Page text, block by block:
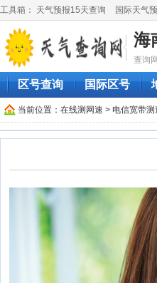
工具箱： 天气预报15天查询 国际天气
海
查询
区号查询 国际区号
当前位置： 在线测网速 > 电信宽带测